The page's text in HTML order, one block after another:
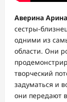
Аверина
сестры-
одними из
области. Они
творческий
задуматься и
они передают